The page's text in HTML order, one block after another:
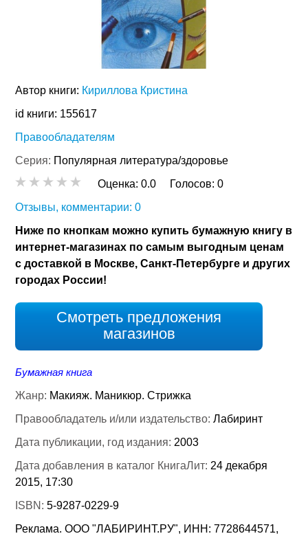
Автор книги: Кириллова Кристина
id книги: 155617
Правообладателям
Серия: Популярная литература/здоровье
Оценка:0.0 Голосов:0
Отзывы, комментарии: 0
Ниже по кнопкам можно купить бумажную книгу в
интернет-магазинах по самым выгодным ценам
с доставкой в Москве, Санкт-Петербурге и других
городах России!
Смотреть предложения
магазинов
Бумажная книга
Жанр: Макияж. Маникюр. Стрижка
Правообладатель и/или издательство:Лабиринт
Дата публикации, год издания: 2003
Дата добавления в каталог КнигаЛит: 24 декабря
2015, 17:30
ISBN:5-9287-0229-9
Реклама. ООО "ЛАБИРИНТ.РУ", ИНН: 7728644571,